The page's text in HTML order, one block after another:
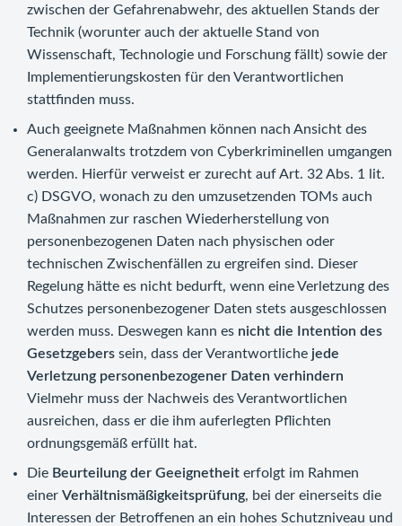
zwischen der Gefahrenabwehr, des aktuellen Stands der
Technik (worunter auch der aktuelle Stand von
Wissenschaft, Technologie und Forschung fällt) sowie der
Implementierungskosten für den Verantwortlichen
stattfinden muss.
Auch geeignete Maßnahmen können nach Ansicht des
Generalanwalts trotzdem von Cyberkriminellen umgangen
werden. Hierfür verweist er zurecht auf Art. 32 Abs. 1 lit.
c) DSGVO, wonach zu den umzusetzenden TOMs auch
Maßnahmen zur raschen Wiederherstellung von
personenbezogenen Daten nach physischen oder
technischen Zwischenfällen zu ergreifen sind. Dieser
Regelung hätte es nicht bedurft, wenn eine Verletzung des
Schutzes personenbezogener Daten stets ausgeschlossen
werden muss. Deswegen kann es nicht die Intention des
Gesetzgebers sein, dass der Verantwortliche jede
Verletzung personenbezogener Daten verhindern
Vielmehr muss der Nachweis des Verantwortlichen
ausreichen, dass er die ihm auferlegten Pflichten
ordnungsgemäß erfüllt hat.
Die Beurteilung der Geeignetheit erfolgt im Rahmen
einer Verhältnismäßigkeitsprüfung, bei der einerseits die
Interessen der Betroffenen an ein hohes Schutzniveau und